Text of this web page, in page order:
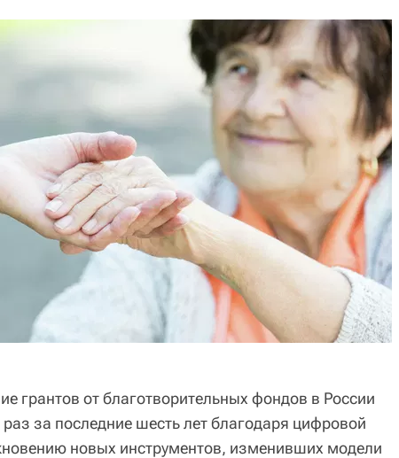
грантов от благотворительных фондов в России
за последние шесть лет благодаря цифровой
новых инструментов, изменивших модели